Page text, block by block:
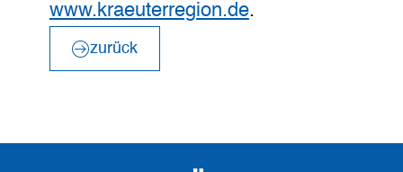
www.kraeuterregion.de.
zurück